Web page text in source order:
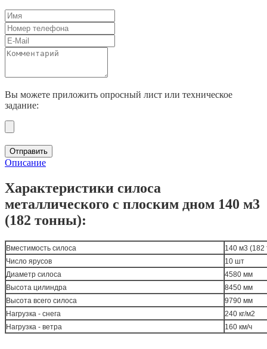
Вы можете приложить опросный лист или техническое
задание:
Отправить
Описание
Характеристики силоса
металлического с плоским дном 140 м3
(182 тонны):
Вместимость силоса
140 м3 (182
Число ярусов
10 шт
Диаметр силоса
4580 мм
Высота цилиндра
8450 мм
Высота всего силоса
9790 мм
Нагрузка - снега
240 кг/м2
Нагрузка - ветра
160 км/ч